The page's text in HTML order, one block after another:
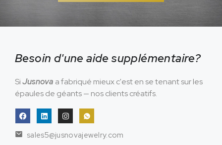
Besoin d'une aide supplémentaire?
SiJusnova a fabriqué mieux c'est en se tenant sur les
épaules de géants — nos clients créatifs.
sales5@jusnovajewelry.com